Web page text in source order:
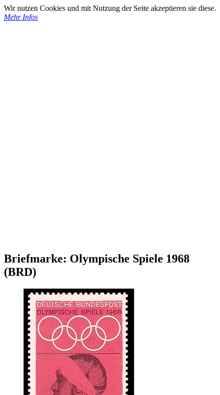
Wir nutzen Cookies und mit Nutzung der Seite akzeptieren sie diese.
Mehr Infos
Briefmarke: Olympische Spiele 1968
(BRD)